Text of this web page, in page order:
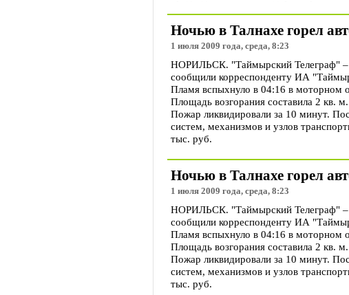
Ночью в Талнахе горел
1 июля 2009 года, среда, 8:23
НОРИЛЬСК. "Таймырский Телеграф" –
сообщили корреспонденту ИА
Пламя вспыхнуло в 04:16 в моторном
Площадь возгорания составила 2 кв. м.
Пожар ликвидировали за 10 минут.
систем, механизмов и узлов
тыс. руб.
Ночью в Талнахе горел
1 июля 2009 года, среда, 8:23
НОРИЛЬСК. "Таймырский Телеграф" –
сообщили корреспонденту ИА
Пламя вспыхнуло в 04:16 в моторном
Площадь возгорания составила 2 кв. м.
Пожар ликвидировали за 10 минут.
систем, механизмов и узлов
тыс. руб.